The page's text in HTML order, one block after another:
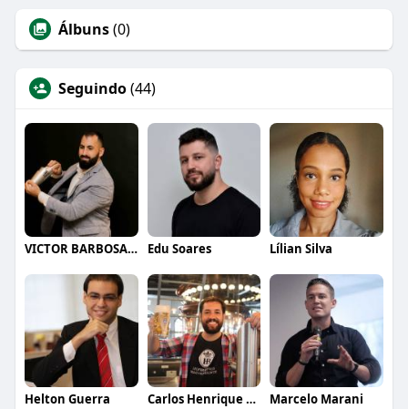
Álbuns(0)
Seguindo(44)
VICTOR BARBOSA QUARANTA Edu Soares Lílian Silva
Helton Guerra Carlos Henrique de Faria Vasconcelos Marcelo Marani